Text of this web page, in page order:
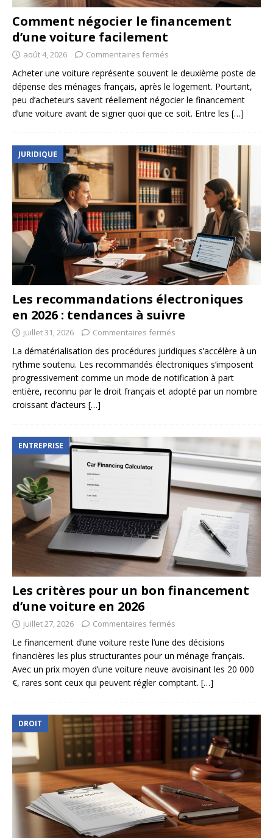
Comment négocier le financement
d’une voiture facilement
août 4, 2026 Commentaires fermés
Acheter une voiture représente souvent le deuxième poste de
dépense des ménages français, après le logement. Pourtant,
peu d’acheteurs savent réellement négocier le financement
d’une voiture avant de signer quoi que ce soit. Entre les […]
JURIDIQUE
Les recommandations électroniques
en 2026 : tendances à suivre
juillet 31, 2026 Commentaires fermés
La dématérialisation des procédures juridiques s’accélère à un
rythme soutenu. Les recommandés électroniques s’imposent
progressivement comme un mode de notification à part
entière, reconnu par le droit français et adopté par un nombre
croissant d’acteurs […]
ENTREPRISE
Les critères pour un bon financement
d’une voiture en 2026
juillet 27, 2026 Commentaires fermés
Le financement d’une voiture reste l’une des décisions
financières les plus structurantes pour un ménage français.
Avec un prix moyen d’une voiture neuve avoisinant les 20 000
€, rares sont ceux qui peuvent régler comptant. […]
DROIT